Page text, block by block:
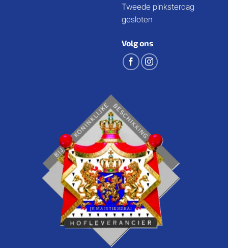
Tweede pinksterdag
gesloten
Volg ons